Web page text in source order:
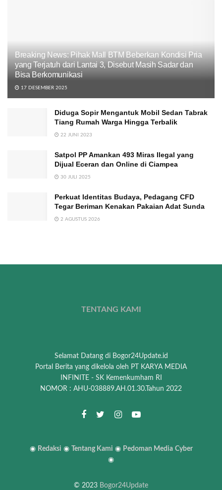
Breaking News: Pihak Mall BTM Beberkan Kondisi Pria
yang Terjatuh dari Lantai 3, Disebut Masih Sadar dan
Bisa Berkomunikasi
17 DESEMBER 2025
Diduga Sopir Mengantuk Mobil Sedan Tabrak
Tiang Rumah Warga Hingga Terbalik
22 JUNI 2023
Satpol PP Amankan 493 Miras Ilegal yang
Dijual Eceran dan Online di Ciampea
30 JULI 2025
Perkuat Identitas Budaya, Pedagang CFD
Tegar Beriman Kenakan Pakaian Adat Sunda
2 AGUSTUS 2026
TENTANG KAMI
Selamat Datang di Bogor24Update.id
Portal Berita yang dikelola oleh PT KARYA MEDIA
INFINITE - SK Kemenkumham RI
NOMOR : AHU-038889.AH.01.30.Tahun 2022
◉ Redaksi ◉ Tentang Kami ◉ Pedoman Media Cyber
◉
© 2023 Bogor24Update